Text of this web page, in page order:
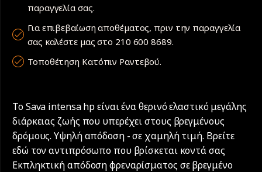
παραγγελία σας.
Για επιβεβαίωση αποθέματος, πριν την παραγγελία
σας καλέστε μας στο 210 600 8689.
Τοποθέτηση Κατόπιν Ραντεβού.
Το Sava intensa hp είναι ένα θερινό ελαστικό μεγάλης
διάρκειας ζωής που υπερέχει στους βρεγμένους
δρόμους. Υψηλή απόδοση - σε χαμηλή τιμή. Βρείτε
εδώ τον αντιπρόσωπο που βρίσκεται κοντά σας
Εκπληκτική απόδοση φρεναρίσματος σε βρεγμένο